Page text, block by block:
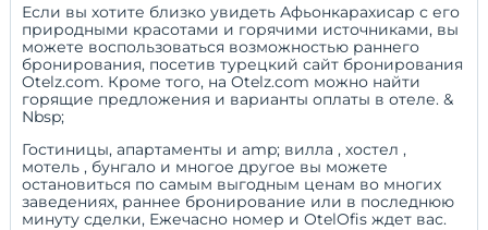
Если вы хотите близко увидеть Афьонкарахисар с его
природными красотами и горячими источниками, вы
можете воспользоваться возможностью раннего
бронирования, посетив турецкий сайт бронирования
Otelz.com. Кроме того, на Otelz.com можно найти
горящие предложения и варианты оплаты в отеле. &
Nbsp;
Гостиницы, апартаменты и amp; вилла ,хостел ,
мотель , бунгало и многое другое вы можете
остановиться по самым выгодным ценам во многих
заведениях, раннее бронирование или в последнюю
минутусделки, Ежечасно номер иOtelOfisждет вас.